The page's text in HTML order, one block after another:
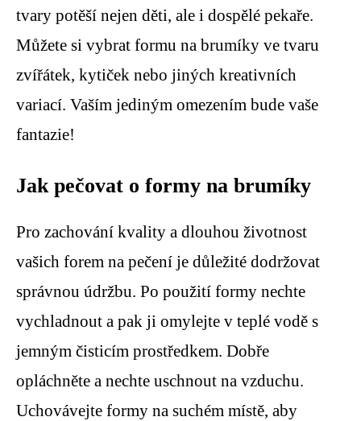
tvary potěší nejen děti, ale i dospělé pekaře.
Můžete si vybrat formu na brumíky ve tvaru
zvířátek, kytiček nebo jiných kreativních
variací. Vaším jediným omezením bude vaše
fantazie!
Jak pečovat o formy na brumíky
Pro zachování kvality a dlouhou životnost
vašich forem na pečení je důležité dodržovat
správnou údržbu. Po použití formy nechte
vychladnout a pak ji omylejte v teplé vodě s
jemným čisticím prostředkem. Dobře
opláchněte a nechte uschnout na vzduchu.
Uchovávejte formy na suchém místě, aby